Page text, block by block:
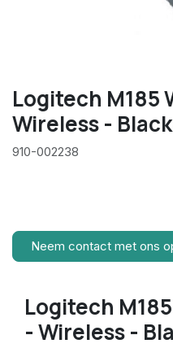
Logitech M185
Wireless -
910-002238
Neem contact met ons
Logitech
- Wireless -